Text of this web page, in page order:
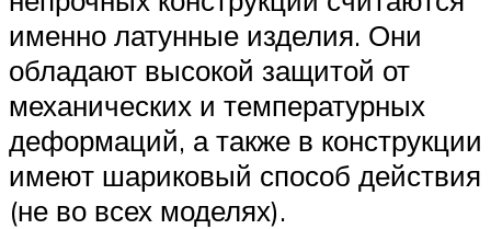
именно латунные изделия. Они
обладают высокой защитой от
механических и температурных
деформаций, а также в конструкции
имеют шариковый способ действия
(не во всех моделях).